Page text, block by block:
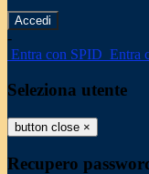
-
Entra con SPID Entra
Seleziona utente
button close ×
Recupero